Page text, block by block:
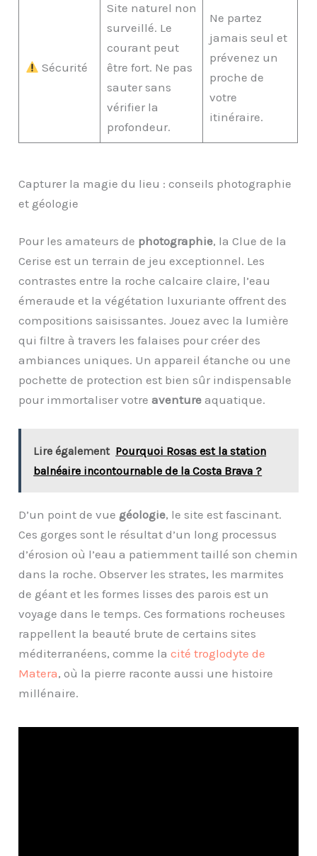
Sécurité
Site naturel non
surveillé. Le
courant peut
être fort. Ne pas
sauter sans
vérifier la
profondeur.
Ne partez
jamais seul et
prévenez un
proche de
votre
itinéraire.
Capturer la magie du lieu : conseils photographie
et géologie
Pour les amateurs de photographie, la Clue de la
Cerise est un terrain de jeu exceptionnel. Les
contrastes entre la roche calcaire claire, l’eau
émeraude et la végétation luxuriante offrent des
compositions saisissantes. Jouez avec la lumière
qui filtre à travers les falaises pour créer des
ambiances uniques. Un appareil étanche ou une
pochette de protection est bien sûr indispensable
pour immortaliser votreaventure aquatique.
Lire également Pourquoi Rosas est la station
balnéaire incontournable de la Costa Brava ?
D’un point de vue géologie, le site est fascinant.
Ces gorges sont le résultat d’un long processus
d’érosion où l’eau a patiemment taillé son chemin
dans la roche. Observer les strates, les marmites
de géant et les formes lisses des parois est un
voyage dans le temps. Ces formations rocheuses
rappellent la beauté brute de certains sites
méditerranéens, comme lacité troglodyte de
Matera, où la pierre raconte aussi une histoire
millénaire.